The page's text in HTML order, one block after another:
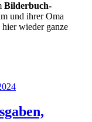
Bilderbuch-
und ihrer Oma
wieder ganze